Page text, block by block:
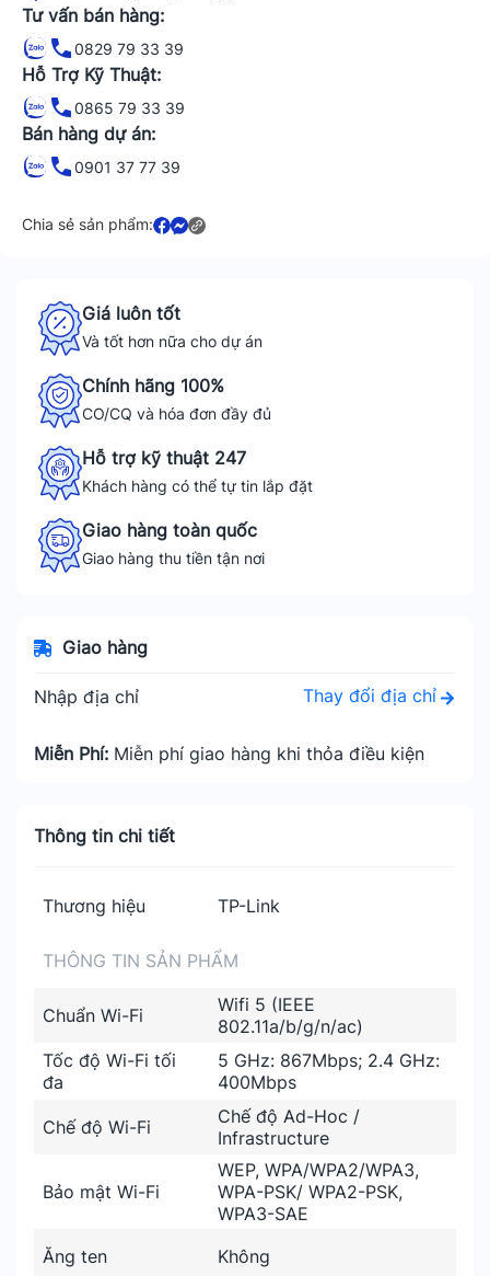
Tư vấn bán hàng:
0829 79 33 39
Hỗ Trợ Kỹ Thuật:
0865 79 33 39
Bán hàng dự án:
0901 37 77 39
Chia sẻ sản phẩm:
Giá luôn tốt
Và tốt hơn nữa cho dự án
Chính hãng 100%
CO/CQ và hóa đơn đầy đủ
Hỗ trợ kỹ thuật 247
Khách hàng có thể tự tin lắp đặt
Giao hàng toàn quốc
Giao hàng thu tiền tận nơi
Giao hàng
Nhập địa chỉ Thay đổi địa chỉ
Miễn Phí: Miễn phí giao hàng khi thỏa điều kiện
Thông tin chi tiết
Thương hiệu TP-Link
THÔNG TIN SẢN PHẨM
Chuẩn Wi-Fi
Wifi 5 (IEEE
802.11a/b/g/n/ac)
Tốc độ Wi-Fi tối
đa
5 GHz: 867Mbps; 2.4 GHz:
400Mbps
Chế độ Wi-Fi
Chế độ Ad-Hoc /
Infrastructure
Bảo mật Wi-Fi
WEP, WPA/WPA2/WPA3,
WPA-PSK/ WPA2-PSK,
WPA3-SAE
Ăng ten
Không